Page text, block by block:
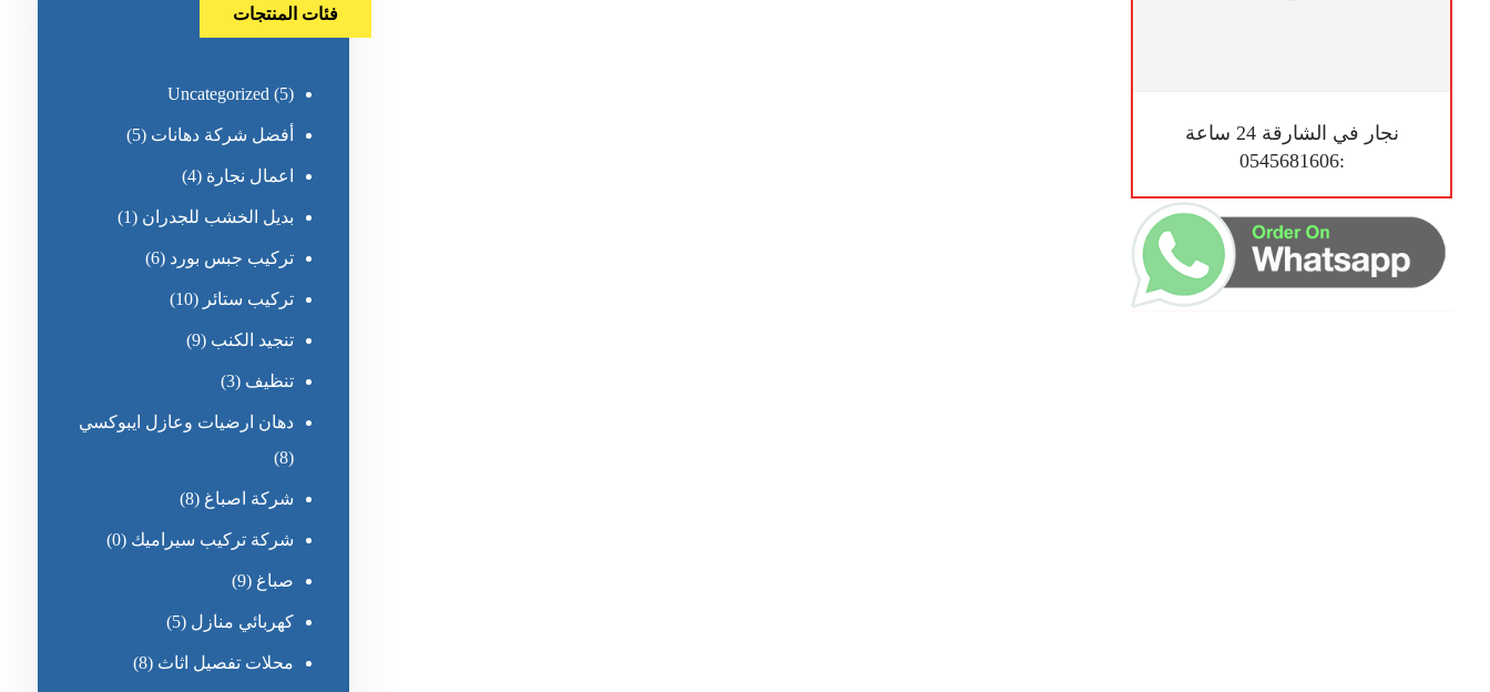
نجار في الشارقة 24 ساعة
:0545681606
فئات المنتجات
Uncategorized (5)
أفضل شركة دهانات (5)
اعمال نجارة (4)
بديل الخشب للجدران (1)
تركيب جبس بورد (6)
تركيب ستائر (10)
تنجيد الكنب (9)
تنظيف (3)
دهان ارضيات وعازل ايبوكسي
(8)
شركة اصباغ (8)
شركة تركيب سيراميك (0)
صباغ (9)
كهربائي منازل (5)
محلات تفصيل اثاث (8)